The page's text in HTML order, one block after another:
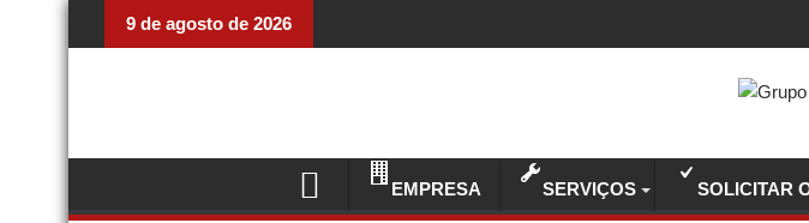
9 de agosto de 2026
EMPRESA SERVIÇOS SOLICITAR